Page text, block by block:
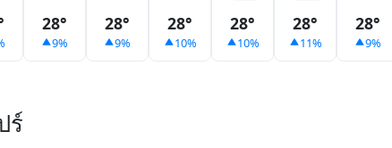
28°
9%
28°
9%
28°
10%
28°
10%
28°
11%
28°
9%
ร์